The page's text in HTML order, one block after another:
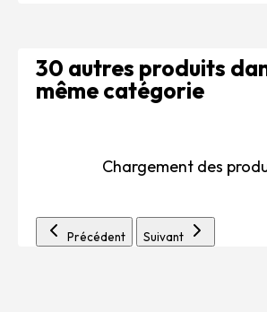
30 autres produits
même catégorie
Chargement des
Précédent Suivant